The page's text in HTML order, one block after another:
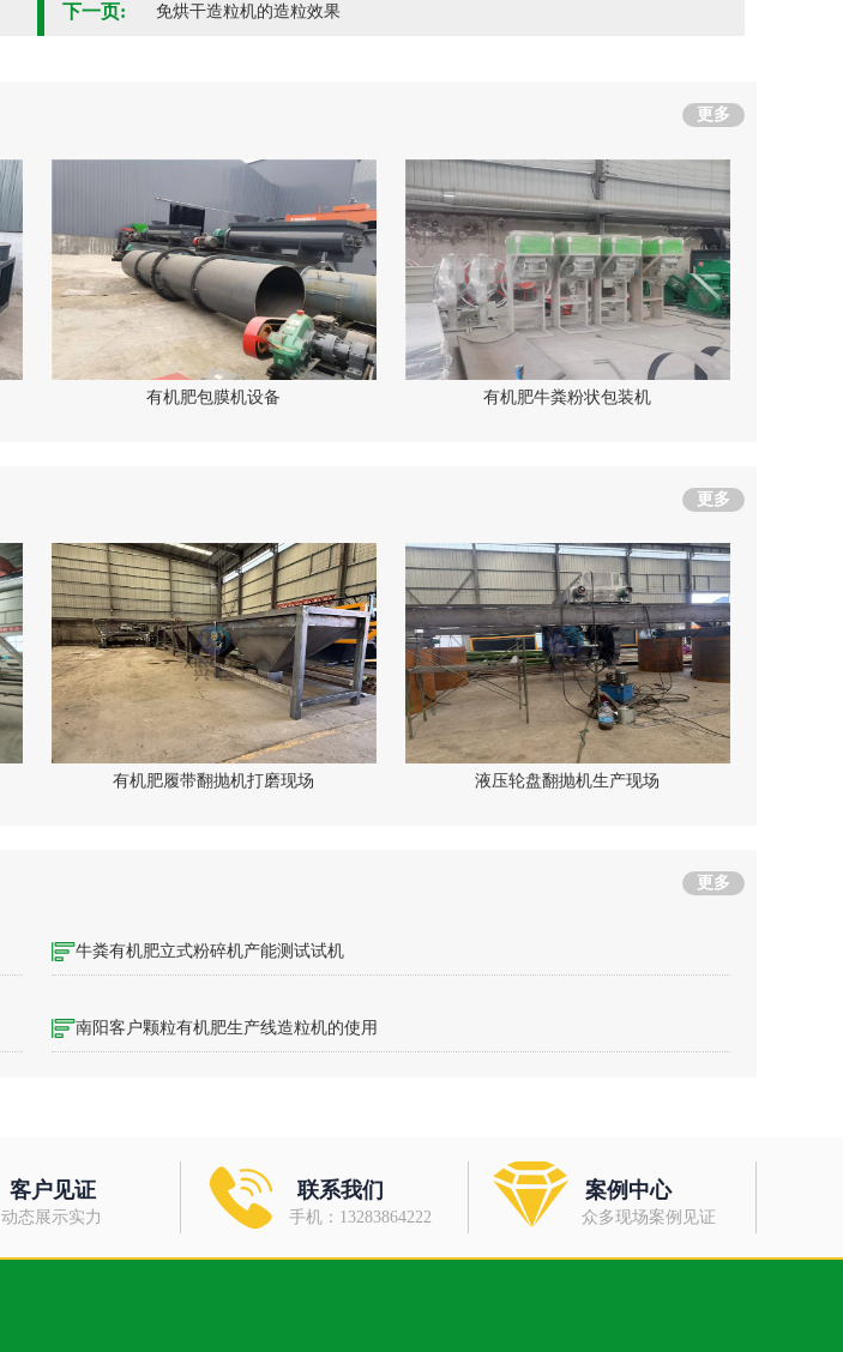
下一页: 免烘干造粒机的造粒效果
更多
有机肥包膜机设备 有机肥牛粪粉状包装机
更多
有机肥履带翻抛机打磨现场 液压轮盘翻抛机生产现场
更多
牛粪有机肥立式粉碎机产能测试试机
南阳客户颗粒有机肥生产线造粒机的使用
客户见证
动态展示实力
联系我们
手机：13283864222
案例中心
众多现场案例见证